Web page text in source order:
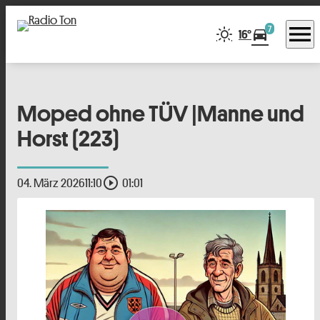
16°directions_car7 menu
Moped ohne TÜV |Manne und
Horst (223)
04. März 202611:10play_circle_outline 01:01